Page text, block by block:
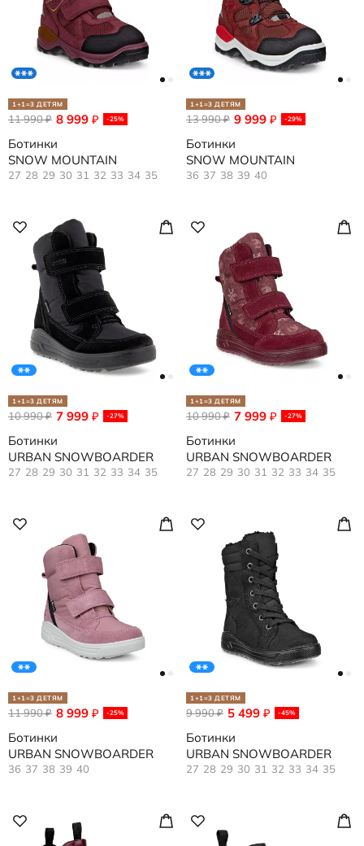
1+1=3 ДЕТЯМ
8 999 ₽ -25%
11 990₽
Ботинки
SNOW MOUNTAIN
27 28 29 30 31 32 33 34 35
1+1=3 ДЕТЯМ
9 999 ₽ -29%
13 990₽
Ботинки
SNOW MOUNTAIN
36 37 38 39 40
1+1=3 ДЕТЯМ
7 999 ₽ -27%
10 990₽
Ботинки
URBAN SNOWBOARDER
27 28 29 30 31 32 33 34 35
1+1=3 ДЕТЯМ
7 999 ₽ -27%
10 990₽
Ботинки
URBAN SNOWBOARDER
27 28 29 30 31 32 33 34 35
1+1=3 ДЕТЯМ
8 999 ₽ -25%
11 990₽
Ботинки
URBAN SNOWBOARDER
36 37 38 39 40
1+1=3 ДЕТЯМ
5 499 ₽ -45%
9 990₽
Ботинки
URBAN SNOWBOARDER
27 28 29 30 31 32 33 34 35